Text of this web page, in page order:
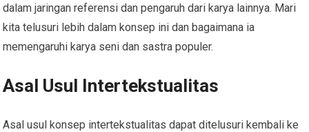
dalam jaringan referensi dan pengaruh dari karya lainnya. Mari
kita telusuri lebih dalam konsep ini dan bagaimana ia
memengaruhi karya seni dan sastra populer.
Asal Usul Intertekstualitas
Asal usul konsep intertekstualitas dapat ditelusuri kembali ke